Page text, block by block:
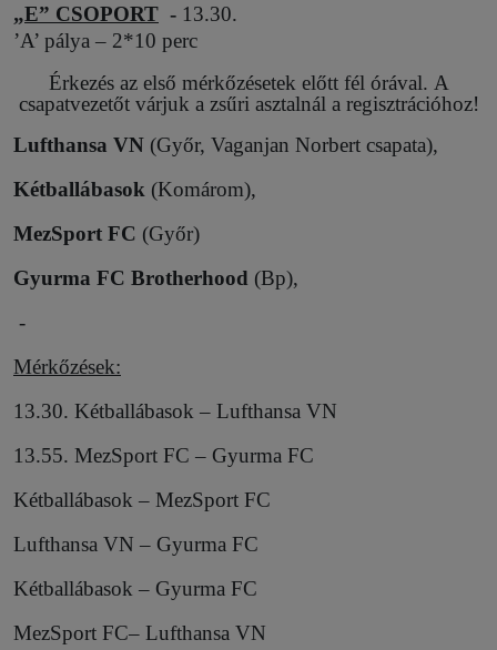
„E” CSOPORT - 13.30.
’A’ pálya – 2*10 perc
Érkezés az első mérkőzésetek előtt fél órával. A
csapatvezetőt várjuk a zsűri asztalnál a regisztrációhoz!
Lufthansa VN (Győr, Vaganjan Norbert csapata),
Kétballábasok (Komárom),
MezSport FC (Győr)
Gyurma FC Brotherhood (Bp),
-
Mérkőzések:
13.30. Kétballábasok – Lufthansa VN
13.55. MezSport FC – Gyurma FC
Kétballábasok – MezSport FC
Lufthansa VN – Gyurma FC
Kétballábasok – Gyurma FC
MezSport FC– Lufthansa VN